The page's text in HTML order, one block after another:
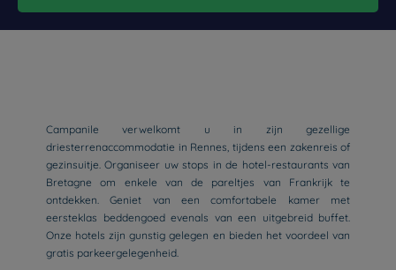
Campanile verwelkomt u in zijn gezellige
driesterrenaccommodatie in Rennes, tijdens een zakenreis of
gezinsuitje. Organiseer uw stops in de hotel-restaurants van
Bretagne om enkele van de pareltjes van Frankrijk te
ontdekken. Geniet van een comfortabele kamer met
eersteklas beddengoed evenals van een uitgebreid buffet.
Onze hotels zijn gunstig gelegen en bieden het voordeel van
gratis parkeergelegenheid.